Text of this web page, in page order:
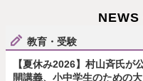
NEWS
教育・受験
【夏休み2026】村山斉氏が
開講義、小中学生のための大